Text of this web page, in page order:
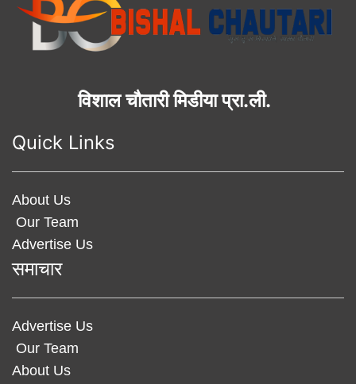
विशाल चौतारी मिडीया प्रा.ली.
Quick Links
About Us
Our Team
Advertise Us
समाचार
Advertise Us
Our Team
About Us